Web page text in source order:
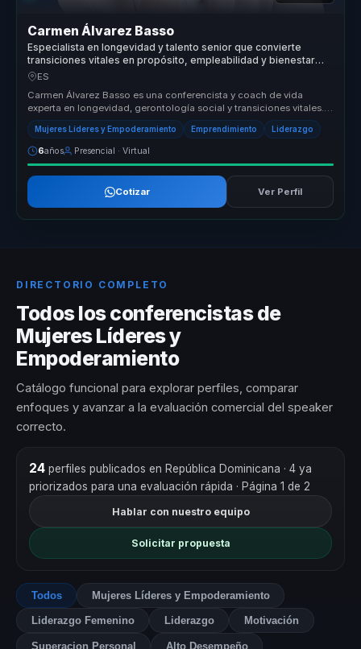
Carmen Álvarez Basso
Especialista en longevidad y talento senior que convierte
transiciones vitales en propósito, empleabilidad y bienestar
para profesionales y organizaciones.
ES
Carmen Álvarez Basso es una conferencista y coach de vida
experta en longevidad, gerontología social y transiciones vitales.
Ayuda a las ...
Mujeres Líderes y Empoderamiento Emprendimiento Liderazgo
6años Presencial · Virtual
Cotizar Ver Perfil
DIRECTORIO COMPLETO
Todos los conferencistas de
Mujeres Líderes y
Empoderamiento
Catálogo funcional para explorar perfiles, comparar
enfoques y avanzar a la evaluación comercial del speaker
correcto.
24perfiles publicados en República Dominicana · 4 ya
priorizados para una evaluación rápida · Página 1 de 2
Hablar con nuestro equipo
Solicitar propuesta
Todos Mujeres Líderes y Empoderamiento
Liderazgo Femenino Liderazgo Motivación
Superacion Personal Alto Desempeño